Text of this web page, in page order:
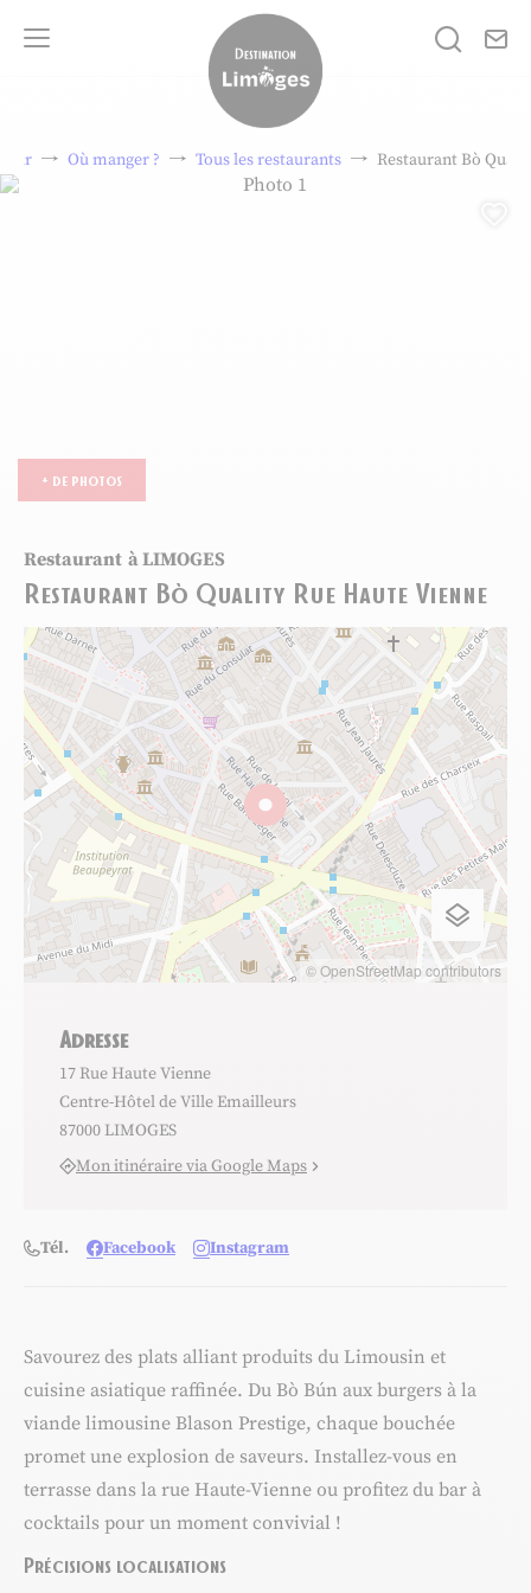
Où manger ? Tous les restaurants Restaurant Bò
Menu Je
Restaurant à LIMOGES
Restaurant Bò Quality Rue Haute Vienne
Photo 1, © Bo Quality
+ de photos
Savourez des plats alliant produits du Limousin et
cuisine asiatique raffinée. Du Bò Bún aux burgers à la
viande limousine Blason Prestige, chaque bouchée
promet une explosion de saveurs. Installez-vous en
terrasse dans la rue Haute-Vienne ou profitez du bar à
cocktails pour un moment convivial !
Précisions localisations
© OpenStreetMap contributors
Adresse
17 Rue Haute Vienne
Centre-Hôtel de Ville Emailleurs
87000 LIMOGES
Mon itinéraire via Google Maps
Tél. Facebook Instagram